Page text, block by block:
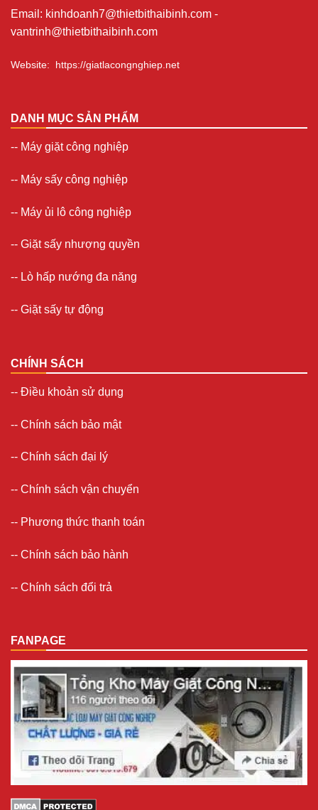
Email : kinhdoanh7@thietbithaibinh.com -
vantrinh@thietbithaibinh.com
Website: https://giatlacongnghiep.net
DANH MỤC SẢN PHẨM
-- Máy giặt công nghiệp
-- Máy sấy công nghiệp
-- Máy ủi lô công nghiệp
-- Giặt sấy nhượng quyền
-- Lò hấp nướng đa năng
-- Giặt sấy tự động
CHÍNH SÁCH
-- Điều khoản sử dụng
-- Chính sách bảo mật
-- Chính sách đại lý
-- Chính sách vận chuyển
-- Phương thức thanh toán
-- Chính sách bảo hành
-- Chính sách đổi trả
FANPAGE